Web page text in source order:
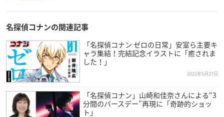
名探偵コナンの関連記事
「名探偵コナン ゼロの日常」安室ら主要キ
ャラ集結！完結記念イラストに「癒されま
した！」
2022年5月27日
「名探偵コナン」山崎和佳奈さんによる“3
分間のバースデー”再現に「奇跡的ショッ
ト」